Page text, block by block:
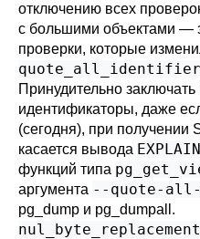
отключению всех
с большими объектами —
проверки, которые
Принудительно
идентификаторы, даже
(сегодня), при получении
касается вывода EXPLAIN
функций типа
аргумента --quote-
pg_dump и pg_dumpall .